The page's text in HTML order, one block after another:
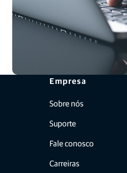
Empresa
Sobre nós
Suporte
Fale conosco
Carreiras